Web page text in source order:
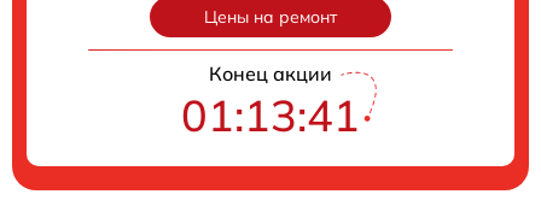
Цены на ремонт
Конец акции
01:13:40